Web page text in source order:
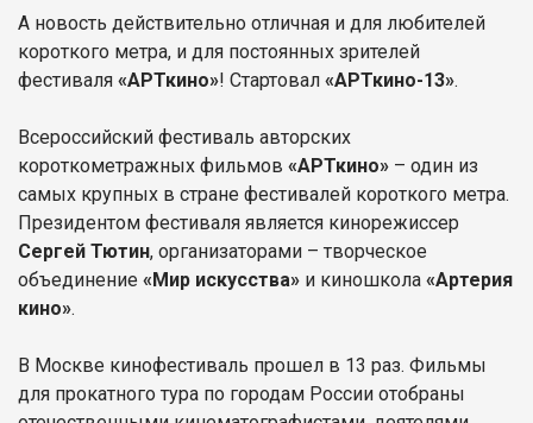
А новость действительно отличная и для любителей
короткого метра, и для постоянных зрителей
фестиваля «АРТкино»! Стартовал «АРТкино-13».
Всероссийский фестиваль авторских
короткометражных фильмов «АРТкино» – один из
самых крупных в стране фестивалей короткого метра.
Президентом фестиваля является кинорежиссер
Сергей Тютин, организаторами – творческое
объединение «Мир искусства» и киношкола «Артерия
кино».
В Москве кинофестиваль прошел в 13 раз. Фильмы
для прокатного тура по городам России отобраны